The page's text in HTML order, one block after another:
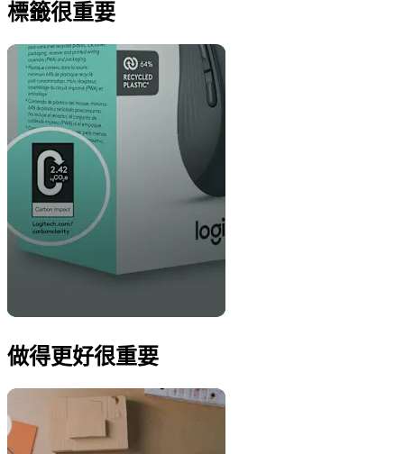
標籤很重要
做得更好很重要